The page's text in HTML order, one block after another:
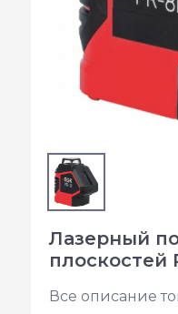
Лазерный
плоскостей
Все описание